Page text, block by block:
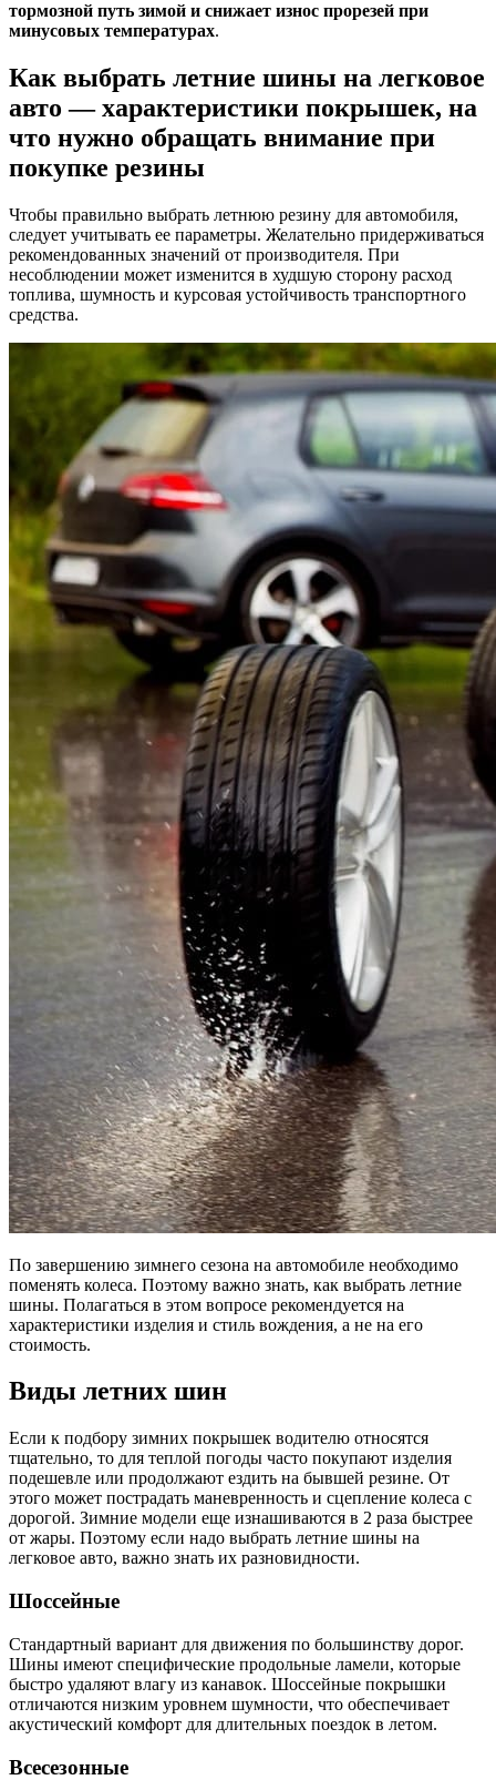
тормозной путь зимой и снижает износ прорезей при
минусовых температурах.
Как выбрать летние шины на легковое
авто — характеристики покрышек, на
что нужно обращать внимание при
покупке резины
Чтобы правильно выбрать летнюю резину для автомобиля,
следует учитывать ее параметры. Желательно придерживаться
рекомендованных значений от производителя. При
несоблюдении может изменится в худшую сторону расход
топлива, шумность и курсовая устойчивость транспортного
средства.
По завершению зимнего сезона на автомобиле необходимо
поменять колеса. Поэтому важно знать, как выбрать летние
шины. Полагаться в этом вопросе рекомендуется на
характеристики изделия и стиль вождения, а не на его
стоимость.
Виды летних шин
Если к подбору зимних покрышек водителю относятся
тщательно, то для теплой погоды часто покупают изделия
подешевле или продолжают ездить на бывшей резине. От
этого может пострадать маневренность и сцепление колеса с
дорогой. Зимние модели еще изнашиваются в 2 раза быстрее
от жары. Поэтому если надо выбрать летние шины на
легковое авто, важно знать их разновидности.
Шоссейные
Стандартный вариант для движения по большинству дорог.
Шины имеют специфические продольные ламели, которые
быстро удаляют влагу из канавок. Шоссейные покрышки
отличаются низким уровнем шумности, что обеспечивает
акустический комфорт для длительных поездок в летом.
Всесезонные